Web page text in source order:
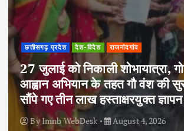
छत्तीसगढ़ प्रदेश देश-विदेश राजनांदगांव
27 जुलाई को निकाली शोभायात्रा,
आह्वान अभियान के तहत गौ वंश की
सौंपे गए तीन लाख हस्ताक्षरयुक्त ज्ञापन
ByImnb WebDesk August 4, 2026